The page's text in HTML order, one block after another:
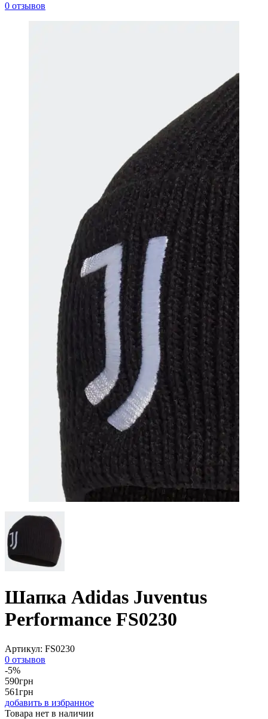
0 отзывов
Шапка Adidas Juventus
Performance FS0230
Артикул: FS0230
0 отзывов
-5%
590грн
561грн
добавить в избранное
Товара нет в наличии